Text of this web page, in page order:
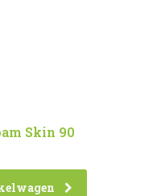
Skin 90